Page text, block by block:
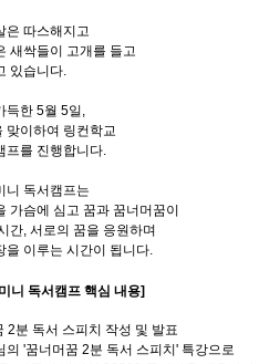
은 따스해지고
새싹들이 고개를 들고
있습니다.
득한 5월 5일,
맞이하여 링컨학교
프를 진행합니다.
니 독서캠프는
가슴에 심고 꿈과 꿈너머꿈이
간, 서로의 꿈을 응원하며
을 이루는 시간이 됩니다.
니 독서캠프 핵심 내용]
2분 독서 스피치 작성 및 발표
'꿈너머꿈 2분 독서 스피치' 특강으로